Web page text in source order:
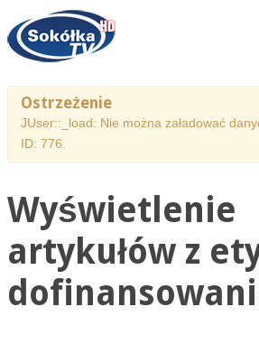
Ostrzeżenie
JUser::_load: Nie można załadować
ID: 776.
Wyświetlenie
artykułów z